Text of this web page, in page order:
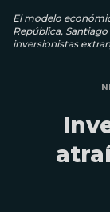
El modelo
República,
inversionistas